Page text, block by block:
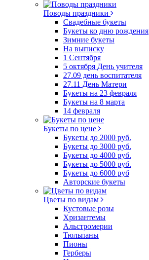
Поводы праздники
Свадебные букеты
Букеты ко дню рождения
Зимние букеты
На выписку
1 Сентября
5 октября День учителя
27.09 день воспитателя
27.11 День Матери
Букеты на 23 февраля
Букеты на 8 марта
14 февраля
Букеты по цене
Букеты до 2000 руб.
Букеты до 3000 руб.
Букеты до 4000 руб.
Букеты до 5000 руб.
Букеты до 6000 руб
Авторские букеты
Цветы по видам
Кустовые розы
Хризантемы
Альстромерии
Тюльпаны
Пионы
Герберы